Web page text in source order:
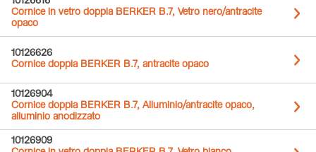
Cornice in vetro doppia BERKER B.7, Vetro nero/antracite
opaco
10126626
Cornice doppia BERKER B.7, antracite opaco
10126904
Cornice doppia BERKER B.7, Alluminio/antracite opaco,
alluminio anodizzato
10126909